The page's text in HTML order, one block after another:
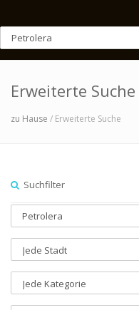
Erweiterte Suche
zu Hause / Erweiterte Suche
Suchfilter